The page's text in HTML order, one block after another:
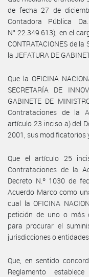
de fecha 27 de
Contadora Pública
N° 22.349.613), en el
CONTRATACIONES de la
la JEFATURA DE
Que la OFICINA
SECRETARÍA DE
GABINETE DE
Contrataciones de la
artículo 23 inciso a) del
2001, sus modificatorios
Que el artículo 25
Contrataciones de la
Decreto N.º 1030 de
Acuerdo Marco como
cual la OFICINA
petición de uno o más
para procurar el
jurisdicciones o
Que, en sentido
Reglamento